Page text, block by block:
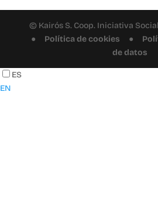
© Kairós S. Coop. Iniciativa
● Política de cookies ●
de datos
ES
EN